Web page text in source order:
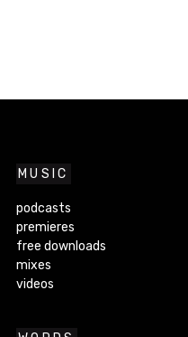
MUSIC
podcasts
premieres
free downloads
mixes
videos